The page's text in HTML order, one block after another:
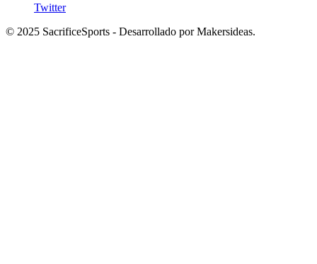
Twitter
© 2025 SacrificeSports - Desarrollado por Makersideas.